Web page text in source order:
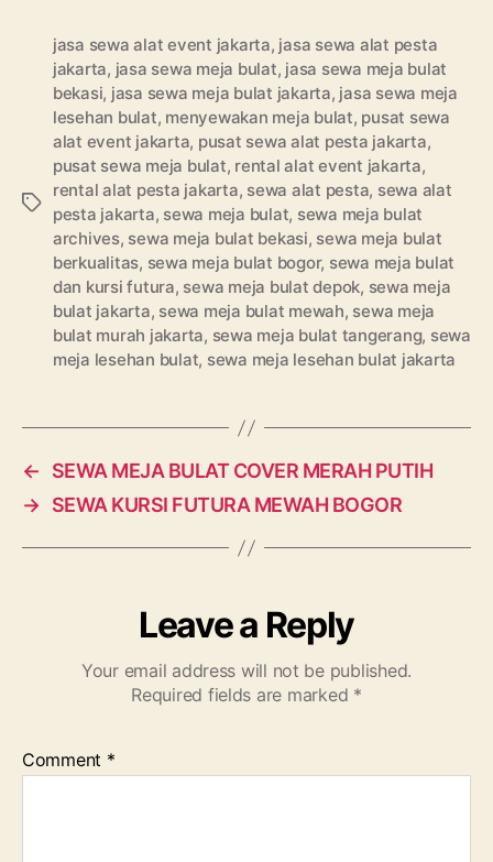
Tags
jasa sewa alat event jakarta, jasa sewa alat pesta
jakarta, jasa sewa meja bulat, jasa sewa meja bulat
bekasi, jasa sewa meja bulat jakarta, jasa sewa meja
lesehan bulat, menyewakan meja bulat, pusat sewa
alat event jakarta, pusat sewa alat pesta jakarta,
pusat sewa meja bulat, rental alat event jakarta,
rental alat pesta jakarta, sewa alat pesta, sewa alat
pesta jakarta, sewa meja bulat, sewa meja bulat
archives, sewa meja bulat bekasi, sewa meja bulat
berkualitas, sewa meja bulat bogor, sewa meja bulat
dan kursi futura, sewa meja bulat depok, sewa meja
bulat jakarta, sewa meja bulat mewah, sewa meja
bulat murah jakarta, sewa meja bulat tangerang, sewa
meja lesehan bulat, sewa meja lesehan bulat jakarta
←
SEWA MEJA BULAT COVER MERAH PUTIH
→ SEWA KURSI FUTURA MEWAH BOGOR
Leave a Reply
Your email address will not be published.
Required fields are marked *
Comment *